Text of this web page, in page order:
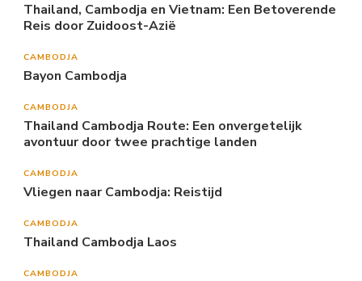
Thailand, Cambodja en Vietnam: Een Betoverende
Reis door Zuidoost-Azië
CAMBODJA
Bayon Cambodja
CAMBODJA
Thailand Cambodja Route: Een onvergetelijk
avontuur door twee prachtige landen
CAMBODJA
Vliegen naar Cambodja: Reistijd
CAMBODJA
Thailand Cambodja Laos
CAMBODJA